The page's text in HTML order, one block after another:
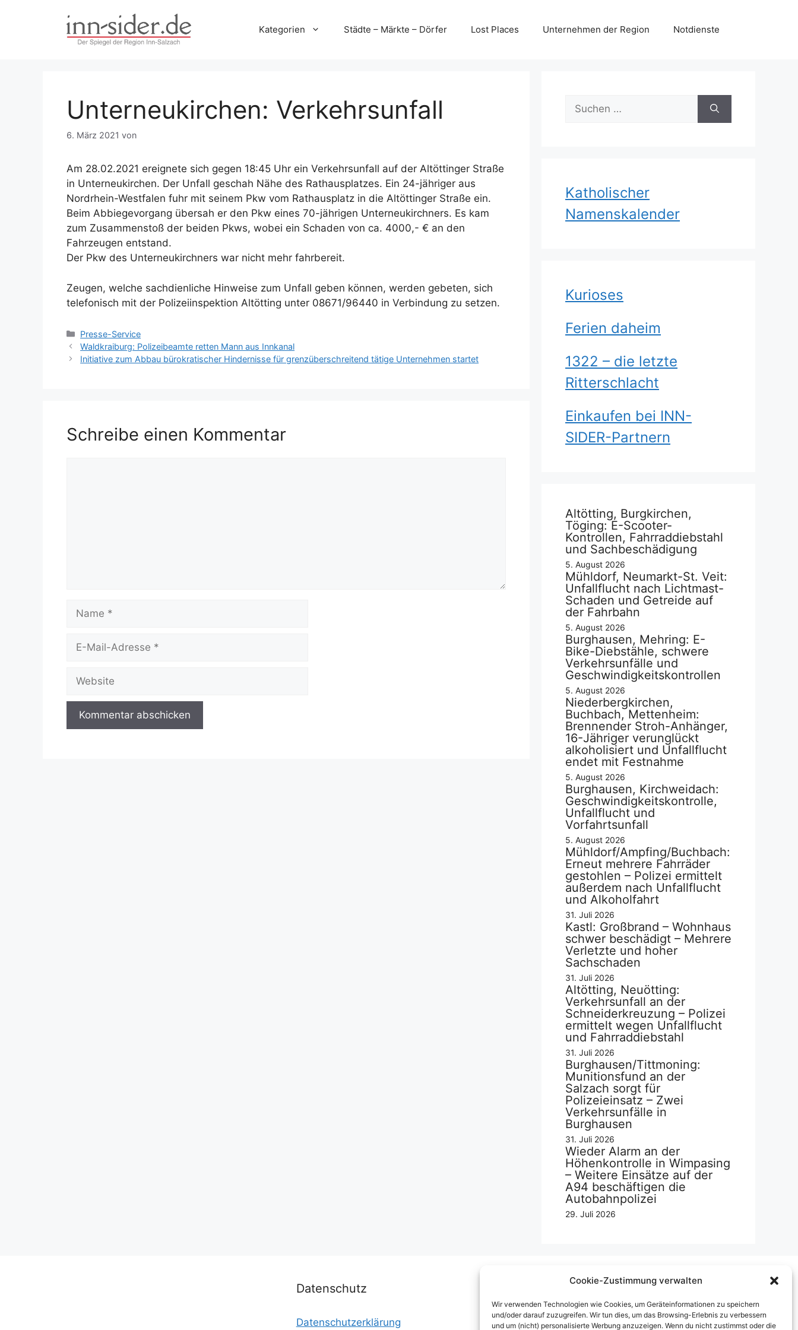
Cookie-Zustimmung verwalten
Wir verwenden Technologien wie Cookies, um Geräteinformationen zu speichern
und/oder darauf zuzugreifen. Wir tun dies, um das Browsing-Erlebnis zu verbessern
und um (nicht) personalisierte Werbung anzuzeigen. Wenn du nicht zustimmst oder die
Kategorien Städte – Märkte – Dörfer Lost Places Unternehmen der Region Notdienste
Unterneukirchen: Verkehrsunfall
6. März 2021 von
Am 28.02.2021 ereignete sich gegen 18:45 Uhr ein Verkehrsunfall auf der Altöttinger Straße
in Unterneukirchen. Der Unfall geschah Nähe des Rathausplatzes. Ein 24-jähriger aus
Nordrhein-Westfalen fuhr mit seinem Pkw vom Rathausplatz in die Altöttinger Straße ein.
Beim Abbiegevorgang übersah er den Pkw eines 70-jährigen Unterneukirchners. Es kam
zum Zusammenstoß der beiden Pkws, wobei ein Schaden von ca. 4000,- € an den
Fahrzeugen entstand.
Der Pkw des Unterneukirchners war nicht mehr fahrbereit.
Zeugen, welche sachdienliche Hinweise zum Unfall geben können, werden gebeten, sich
telefonisch mit der Polizeiinspektion Altötting unter 08671/96440 in Verbindung zu setzen.
Kategorien
Presse-Service
Waldkraiburg: Polizeibeamte retten Mann aus Innkanal
Initiative zum Abbau bürokratischer Hindernisse für grenzüberschreitend tätige Unternehmen startet
Schreibe einen Kommentar
Mail-
Suchen
nach:
Katholischer
Namenskalender
Kurioses
Ferien daheim
1322 – die letzte
Ritterschlacht
Einkaufen bei INN-
SIDER-Partnern
Altötting, Burgkirchen,
Töging: E-Scooter-
Kontrollen, Fahrraddiebstahl
und Sachbeschädigung
5. August 2026
Mühldorf, Neumarkt-St. Veit:
Unfallflucht nach Lichtmast-
Schaden und Getreide auf
der Fahrbahn
5. August 2026
Burghausen, Mehring: E-
Bike-Diebstähle, schwere
Verkehrsunfälle und
Geschwindigkeitskontrollen
5. August 2026
Niederbergkirchen,
Buchbach, Mettenheim:
Brennender Stroh-Anhänger,
16-Jähriger verunglückt
alkoholisiert und Unfallflucht
endet mit Festnahme
5. August 2026
Burghausen, Kirchweidach:
Geschwindigkeitskontrolle,
Unfallflucht und
Vorfahrtsunfall
5. August 2026
Mühldorf/Ampfing/Buchbach:
Erneut mehrere Fahrräder
gestohlen – Polizei ermittelt
außerdem nach Unfallflucht
und Alkoholfahrt
31. Juli 2026
Kastl: Großbrand – Wohnhaus
schwer beschädigt – Mehrere
Verletzte und hoher
Sachschaden
31. Juli 2026
Altötting, Neuötting:
Verkehrsunfall an der
Schneiderkreuzung – Polizei
ermittelt wegen Unfallflucht
und Fahrraddiebstahl
31. Juli 2026
Burghausen/Tittmoning:
Munitionsfund an der
Salzach sorgt für
Polizeieinsatz – Zwei
Verkehrsunfälle in
Burghausen
31. Juli 2026
Wieder Alarm an der
Höhenkontrolle in Wimpasing
– Weitere Einsätze auf der
A94 beschäftigen die
Autobahnpolizei
29. Juli 2026
Datenschutz
Datenschutzerklärung
Über uns
Impressum